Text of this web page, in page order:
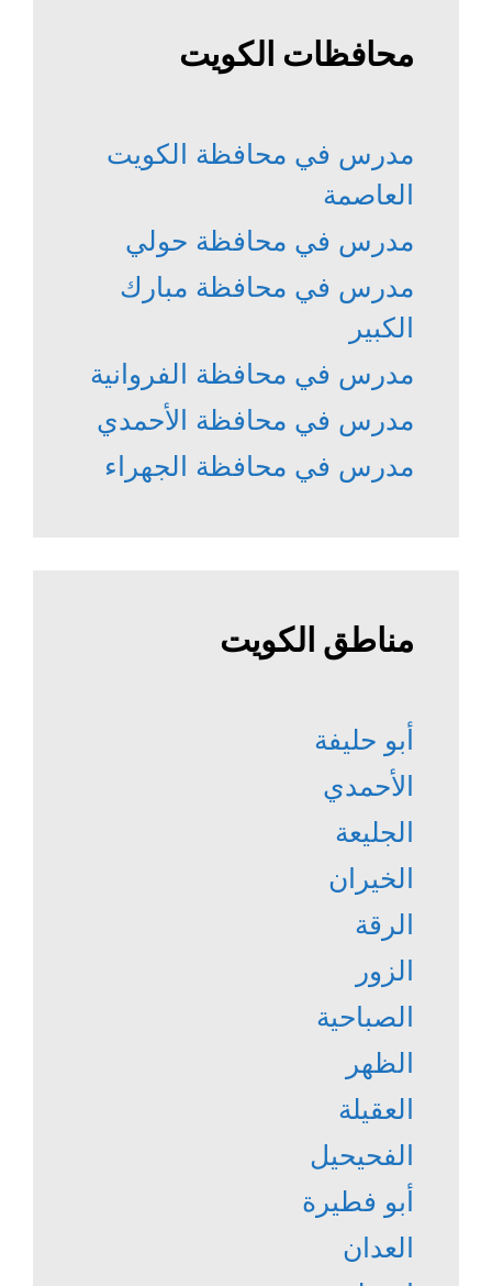
محافظات الكويت
مدرس في محافظة الكويت
العاصمة
مدرس في محافظة حولي
مدرس في محافظة مبارك
الكبير
مدرس في محافظة الفروانية
مدرس في محافظة الأحمدي
مدرس في محافظة الجهراء
مناطق الكويت
أبو حليفة
الأحمدي
الجليعة
الخيران
الرقة
الزور
الصباحية
الظهر
العقيلة
الفحيحيل
أبو فطيرة
العدان